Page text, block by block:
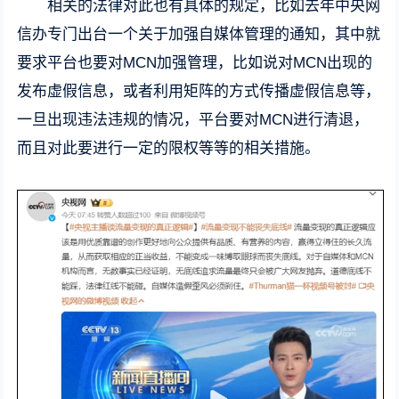
相关的法律对此也有具体的规定，比如去年中央网
信办专门出台一个关于加强自媒体管理的通知，其中就
要求平台也要对MCN加强管理，比如说对MCN出现的
发布虚假信息，或者利用矩阵的方式传播虚假信息等，
一旦出现违法违规的情况，平台要对MCN进行清退，
而且对此要进行一定的限权等等的相关措施。